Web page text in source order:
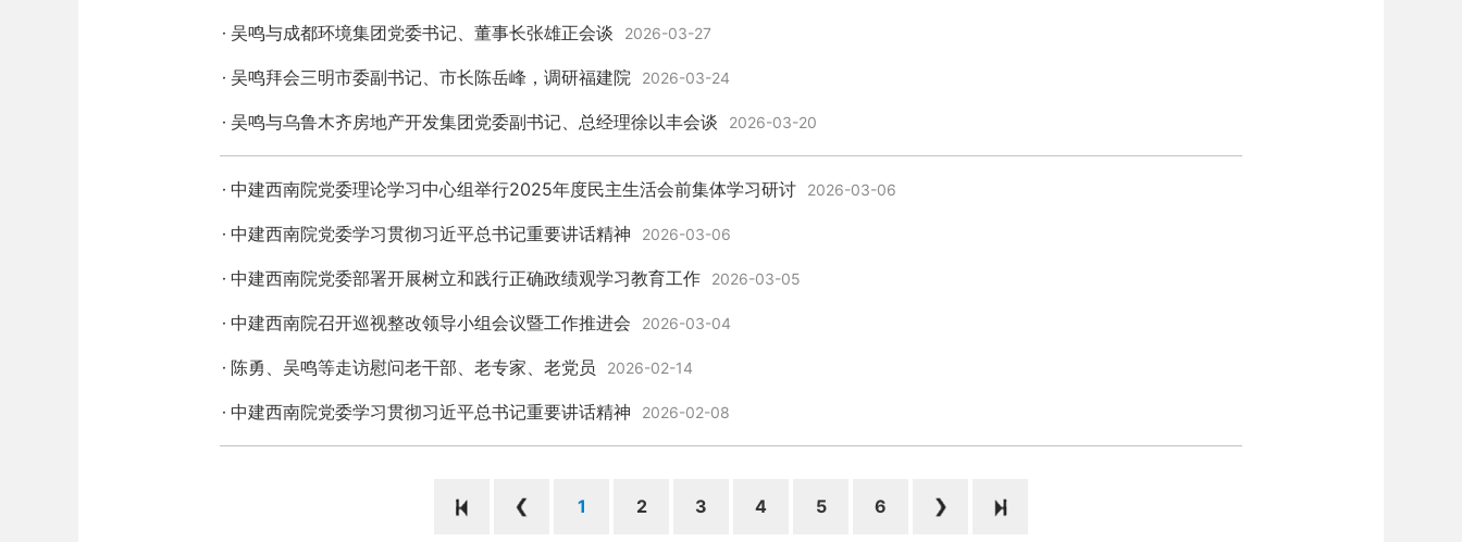
吴鸣与成都环境集团党委书记、董事长张雄正会谈 2026-03-27
吴鸣拜会三明市委副书记、市长陈岳峰，调研福建院 2026-03-24
吴鸣与乌鲁木齐房地产开发集团党委副书记、总经理徐以丰会谈 2026-03-20
中建西南院党委理论学习中心组举行2025年度民主生活会前集体学习研讨 2026-03-06
中建西南院党委学习贯彻习近平总书记重要讲话精神 2026-03-06
中建西南院党委部署开展树立和践行正确政绩观学习教育工作 2026-03-05
中建西南院召开巡视整改领导小组会议暨工作推进会 2026-03-04
陈勇、吴鸣等走访慰问老干部、老专家、老党员 2026-02-14
中建西南院党委学习贯彻习近平总书记重要讲话精神 2026-02-08
1 2 3 4 5 6